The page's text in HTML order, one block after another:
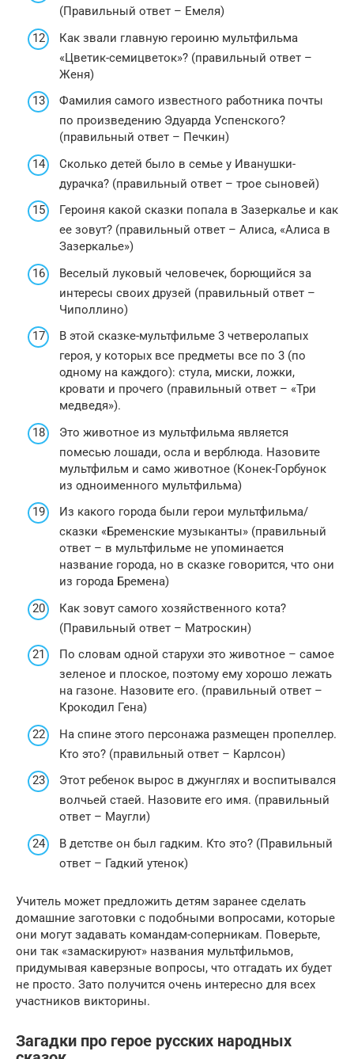
(Правильный ответ – Емеля)
Как звали главную героиню мультфильма
«Цветик-семицветок»? (правильный ответ –
Женя)
Фамилия самого известного работника почты
по произведению Эдуарда Успенского?
(правильный ответ – Печкин)
Сколько детей было в семье у Иванушки-
дурачка? (правильный ответ – трое сыновей)
Героиня какой сказки попала в Зазеркалье и как
ее зовут? (правильный ответ – Алиса, «Алиса в
Зазеркалье»)
Веселый луковый человечек, борющийся за
интересы своих друзей (правильный ответ –
Чиполлино)
В этой сказке-мультфильме 3 четверолапых
героя, у которых все предметы все по 3 (по
одному на каждого): стула, миски, ложки,
кровати и прочего (правильный ответ – «Три
медведя»).
Это животное из мультфильма является
помесью лошади, осла и верблюда. Назовите
мультфильм и само животное (Конек-Горбунок
из одноименного мультфильма)
Из какого города были герои мультфильма/
сказки «Бременские музыканты» (правильный
ответ – в мультфильме не упоминается
название города, но в сказке говорится, что они
из города Бремена)
Как зовут самого хозяйственного кота?
(Правильный ответ – Матроскин)
По словам одной старухи это животное – самое
зеленое и плоское, поэтому ему хорошо лежать
на газоне. Назовите его. (правильный ответ –
Крокодил Гена)
На спине этого персонажа размещен пропеллер.
Кто это? (правильный ответ – Карлсон)
Этот ребенок вырос в джунглях и воспитывался
волчьей стаей. Назовите его имя. (правильный
ответ – Маугли)
В детстве он был гадким. Кто это? (Правильный
ответ – Гадкий утенок)
Учитель может предложить детям заранее сделать
домашние заготовки с подобными вопросами, которые
они могут задавать командам-соперникам. Поверьте,
они так «замаскируют» названия мультфильмов,
придумывая каверзные вопросы, что отгадать их будет
не просто. Зато получится очень интересно для всех
участников викторины.
Загадки про герое русских народных